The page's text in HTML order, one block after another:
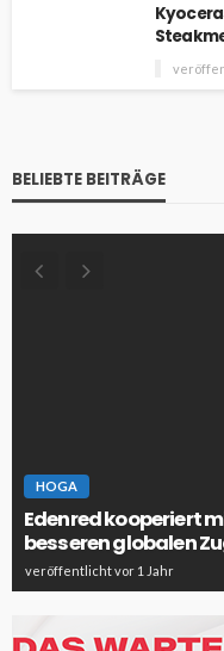
BELIEBTE BEITRÄGE
HOGA
Edenred kooperiert
besseren globalen
veröffentlicht vor 1 Jahr